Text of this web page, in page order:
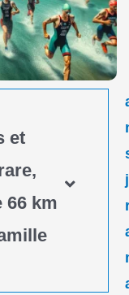
et
66 km